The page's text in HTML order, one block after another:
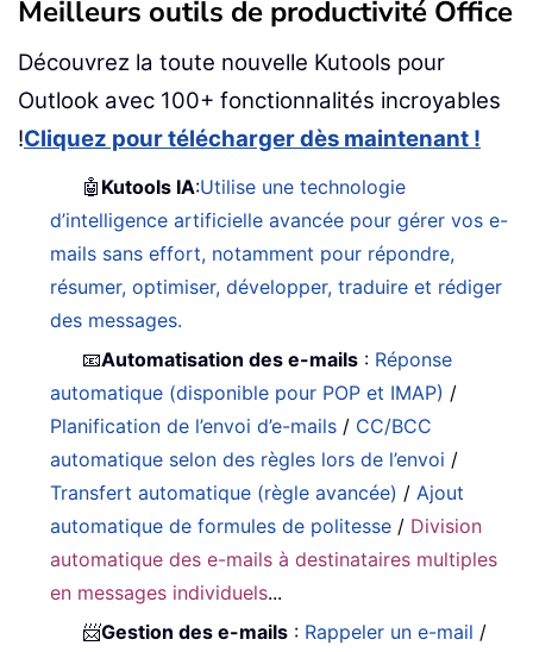
Meilleurs outils de productivité Office
Découvrez la toute nouvelle Kutools pour
Outlook avec 100+ fonctionnalités incroyables
!Cliquez pour télécharger dès maintenant !
🤖 Kutools IA:Utilise une technologie
d’intelligence artificielle avancée pour gérer vos e-
mails sans effort, notamment pour répondre,
résumer, optimiser, développer, traduire et rédiger
des messages.
📧Automatisation des e-mails : Réponse
automatique (disponible pour POP et IMAP) /
Planification de l’envoi d’e-mails / CC/BCC
automatique selon des règles lors de l’envoi /
Transfert automatique (règle avancée) /Ajout
automatique de formules de politesse / Division
automatique des e-mails à destinataires multiples
en messages individuels...
📨Gestion des e-mails : Rappeler un e-mail /